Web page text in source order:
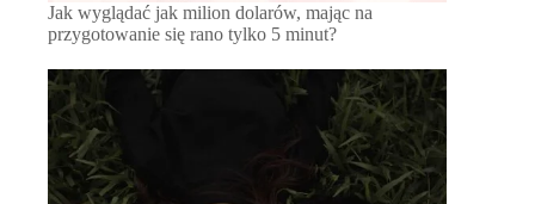
Jak wyglądać jak milion dolarów, mając na
przygotowanie się rano tylko 5 minut?